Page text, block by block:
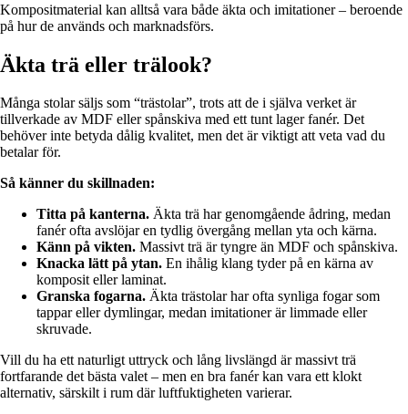
Kompositmaterial kan alltså vara både äkta och imitationer – beroende
på hur de används och marknadsförs.
Äkta trä eller trälook?
Många stolar säljs som “trästolar”, trots att de i själva verket är
tillverkade av MDF eller spånskiva med ett tunt lager fanér. Det
behöver inte betyda dålig kvalitet, men det är viktigt att veta vad du
betalar för.
Så känner du skillnaden:
Titta på kanterna. Äkta trä har genomgående ådring, medan
fanér ofta avslöjar en tydlig övergång mellan yta och kärna.
Känn på vikten. Massivt trä är tyngre än MDF och spånskiva.
Knacka lätt på ytan. En ihålig klang tyder på en kärna av
komposit eller laminat.
Granska fogarna. Äkta trästolar har ofta synliga fogar som
tappar eller dymlingar, medan imitationer är limmade eller
skruvade.
Vill du ha ett naturligt uttryck och lång livslängd är massivt trä
fortfarande det bästa valet – men en bra fanér kan vara ett klokt
alternativ, särskilt i rum där luftfuktigheten varierar.